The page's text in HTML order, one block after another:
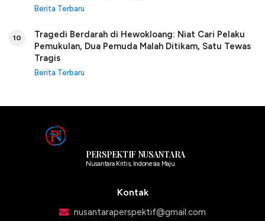
Berita Terbaru
10
Tragedi Berdarah di Hewokloang: Niat Cari Pelaku
Pemukulan, Dua Pemuda Malah Ditikam, Satu Tewas
Tragis
Berita Terbaru
PERSPEKTIF NUSANTARA
Nusantara Kritis, Indonesia Maju
Kontak
nusantaraperspektif@gmail.com